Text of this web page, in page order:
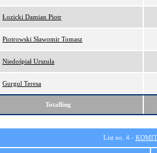
Łozicki Damian Piotr
Piotrowski Sławomir Tomasz
Niedośpiał Urszula
Gurgul Teresa
Totalling
List no. 4 -